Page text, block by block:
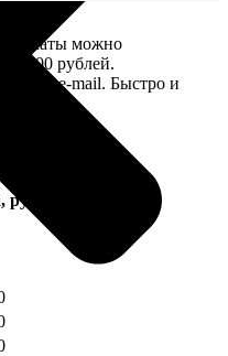
можно
000 рублей.
по e-mail. Быстро и